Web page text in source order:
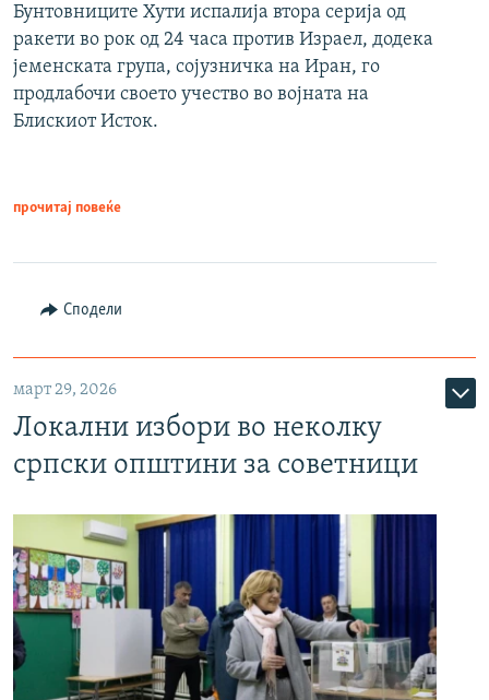
Бунтовниците Хути испалија втора серија од
ракети во рок од 24 часа против Израел, додека
јеменската група, сојузничка на Иран, го
продлабочи своето учество во војната на
Блискиот Исток.
прочитај повеќе
Сподели
март 29, 2026
Локални избори во неколку
српски општини за советници